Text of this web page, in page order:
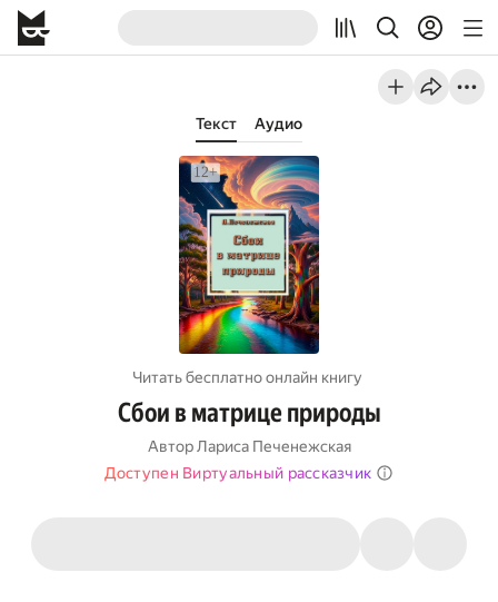
Текст Аудио
Читать бесплатно онлайн книгу
Сбои в матрице природы
Автор Лариса Печенежская
Доступен Виртуальный рассказчик